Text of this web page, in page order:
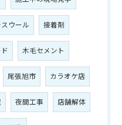
ウール 接着剤
木毛セメント
尾張旭市 カラオケ店
夜間工事 店舗解体